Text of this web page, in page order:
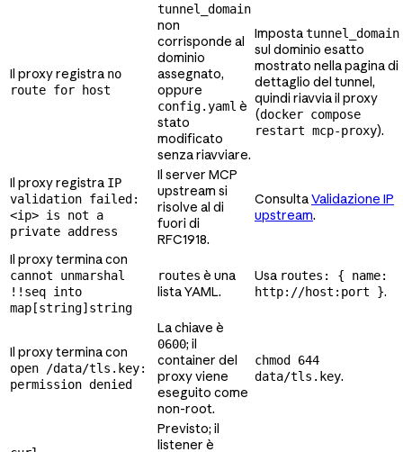
Il proxy registra no
route for host
tunnel_domain
non
corrisponde al
dominio
assegnato,
oppure
config.yaml è
stato
modificato
senza riavviare.
Impostatunnel_domain
sul dominio esatto
mostrato nella pagina di
dettaglio del tunnel,
quindi riavvia il proxy
(docker compose
restart mcp-proxy).
Il proxy registra IP
validation failed:
<ip> is not a
private address
Il server MCP
upstream si
risolve al di
fuori di
RFC1918.
ConsultaValidazione IP
upstream.
Il proxy termina con
cannot unmarshal
!!seq into
map[string]string
routes è una
lista YAML.
Usa routes: { name:
http://host:port }.
Il proxy termina con
open /data/tls.key:
permission denied
La chiave è
0600; il
container del
proxy viene
eseguito come
non-root.
chmod 644
data/tls.key.
Previsto; il
listener è